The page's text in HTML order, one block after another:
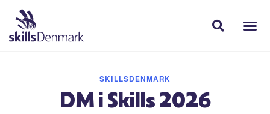
SKILLSDENMARK
DM i Skills 2026